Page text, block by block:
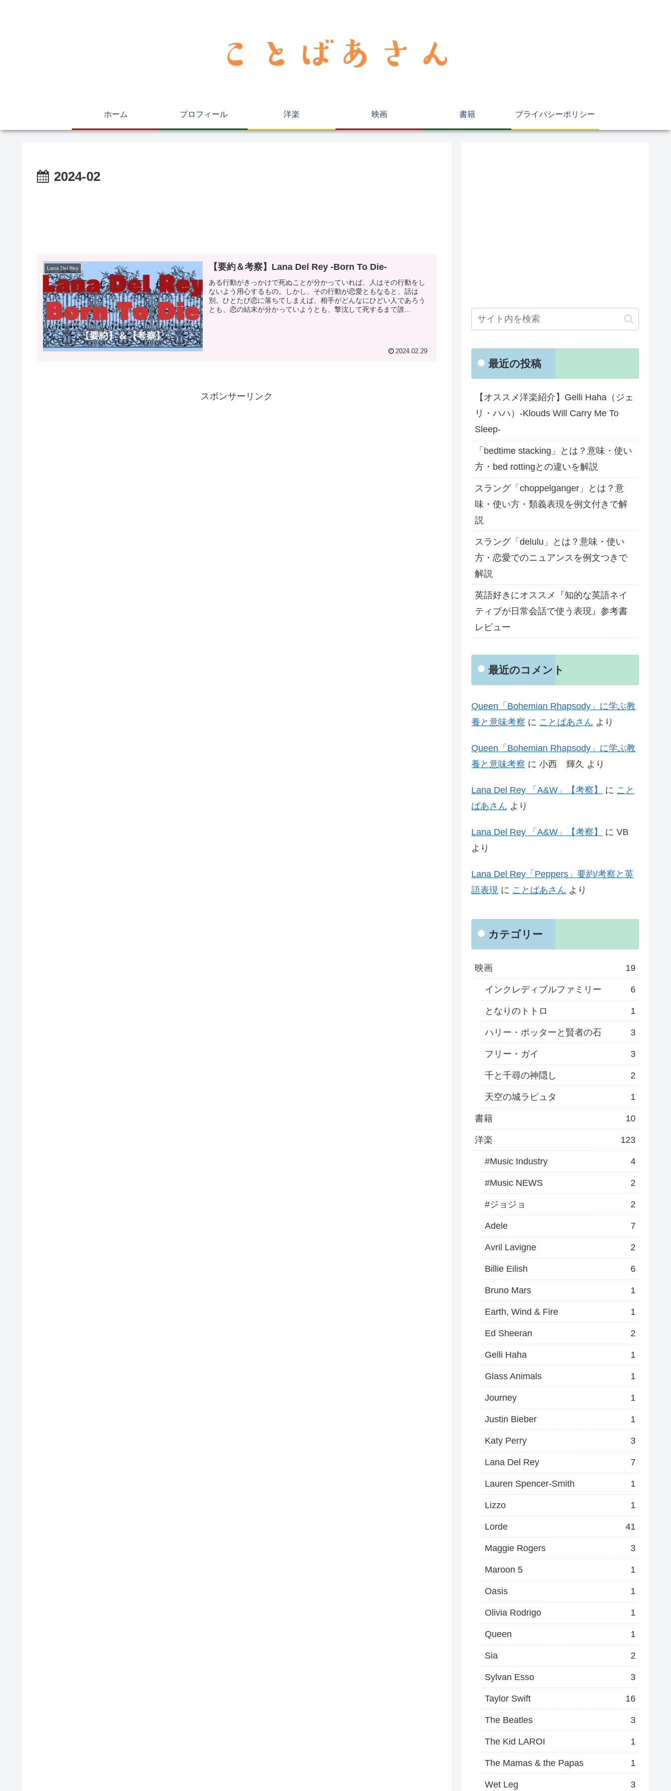
ホーム プロフィール 洋楽 映画 書籍 プライバシーポリシー
2024-02
Lana Del Rey 【要約＆考察】Lana Del Rey -Born To Die-
ある行動がきっかけで死ぬことが分かっていれば、人はその行動をし
ないよう用心するもの。しかし、その行動が恋愛ともなると、話は
別。ひとたび恋に落ちてしまえば、相手がどんなにひどい人であろう
とも、恋の結末が分かっていようとも、撃沈して死するまで誰...
2024.02.29
スポンサーリンク
最近の投稿
【オススメ洋楽紹介】Gelli Haha（ジェ
リ・ハハ）-Klouds Will Carry Me To
Sleep-
「bedtime stacking」とは？意味・使い
方・bed rottingとの違いを解説
スラング「choppelganger」とは？意
味・使い方・類義表現を例文付きで解
説
スラング「delulu」とは？意味・使い
方・恋愛でのニュアンスを例文つきで
解説
英語好きにオススメ『知的な英語ネイ
ティブが日常会話で使う表現』参考書
レビュー
最近のコメント
Queen「Bohemian Rhapsody」に学ぶ教
養と意味考察 に ことばあさん より
Queen「Bohemian Rhapsody」に学ぶ教
養と意味考察 に 小西 輝久 より
Lana Del Rey 「A&W」【考察】 に こと
ばあさん より
Lana Del Rey 「A&W」【考察】 に VB
より
Lana Del Rey「Peppers」要約/考察と英
語表現 に ことばあさん より
カテゴリー
映画 19
インクレディブルファミリー 6
となりのトトロ 1
ハリー・ポッターと賢者の石 3
フリー・ガイ 3
千と千尋の神隠し 2
天空の城ラピュタ 1
書籍 10
洋楽 123
#Music Industry 4
#Music NEWS 2
#ジョジョ 2
Adele 7
Avril Lavigne 2
Billie Eilish 6
Bruno Mars 1
Earth, Wind & Fire 1
Ed Sheeran 2
Gelli Haha 1
Glass Animals 1
Journey 1
Justin Bieber 1
Katy Perry 3
Lana Del Rey 7
Lauren Spencer-Smith 1
Lizzo 1
Lorde 41
Maggie Rogers 3
Maroon 5 1
Oasis 1
Olivia Rodrigo 1
Queen 1
Sia 2
Sylvan Esso 3
Taylor Swift 16
The Beatles 3
The Kid LAROI 1
The Mamas & the Papas 1
Wet Leg 3